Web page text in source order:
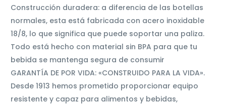
Construcción duradera: a diferencia de las botellas
normales, esta está fabricada con acero inoxidable
18/8, lo que significa que puede soportar una paliza.
Todo está hecho con material sin BPA para que tu
bebida se mantenga segura de consumir
GARANTÍA DE POR VIDA: «CONSTRUIDO PARA LA VIDA».
Desde 1913 hemos prometido proporcionar equipo
resistente y capaz para alimentos y bebidas,